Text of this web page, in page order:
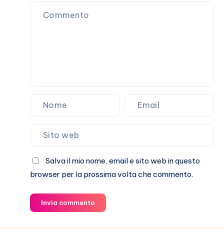
Salva il mio nome, email e sito web in questo
browser per la prossima volta che commento.
Invia commento